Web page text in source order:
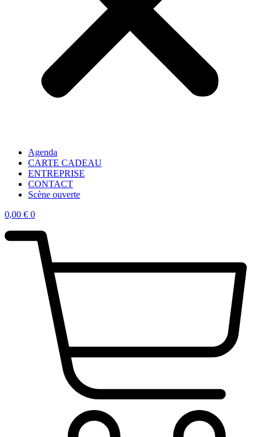
Agenda
CARTE CADEAU
ENTREPRISE
CONTACT
Scène ouverte
0,00 € 0